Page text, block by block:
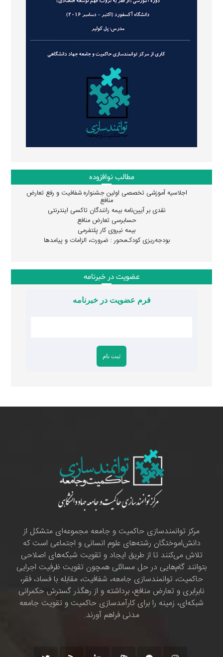
مطالب نوافزوده
اجلاسیه آموزشی تخصصی اولین جشنواره شفافیت و رفع تعارض
منافع
نقدی بر آیین‌نامه بیمه رانندگان تاکسی اینترنتی
حسابرسی تعارض منافع
بیمه نیروی کار پلتفرمی
بودجه‌ریزی کودک‌محور : ضرورت، الزامات و پیامدها
عضویت در خبرنامه
فرم عضویت در خبرنامه
مرکز توانمندسازی حاکمیت و جامعه مجموعه‌ای متشکل از
دانش‌اموختگان رشته‌های علوم انسانی و اجتماعی است که
تلاش می‌کنند تا از طریق ایجاد و تقویت شبکه‌های اصلاحی
بتوانند گام‌هایی در حل مسائلی همچون تقویت ظرفیت اجرایی
حاکمیت، توانمندسازی جامعه، شفافیت، مقابله با فساد، فقر،
نابرابری و تعارض منافع، برداشته و از رهگذر گسترش حکمرانی
شبکه‌ای، زمینه را برای کارآمدسازی حاکمیت و تقویت جامعه
مدنی فراهم آورند.